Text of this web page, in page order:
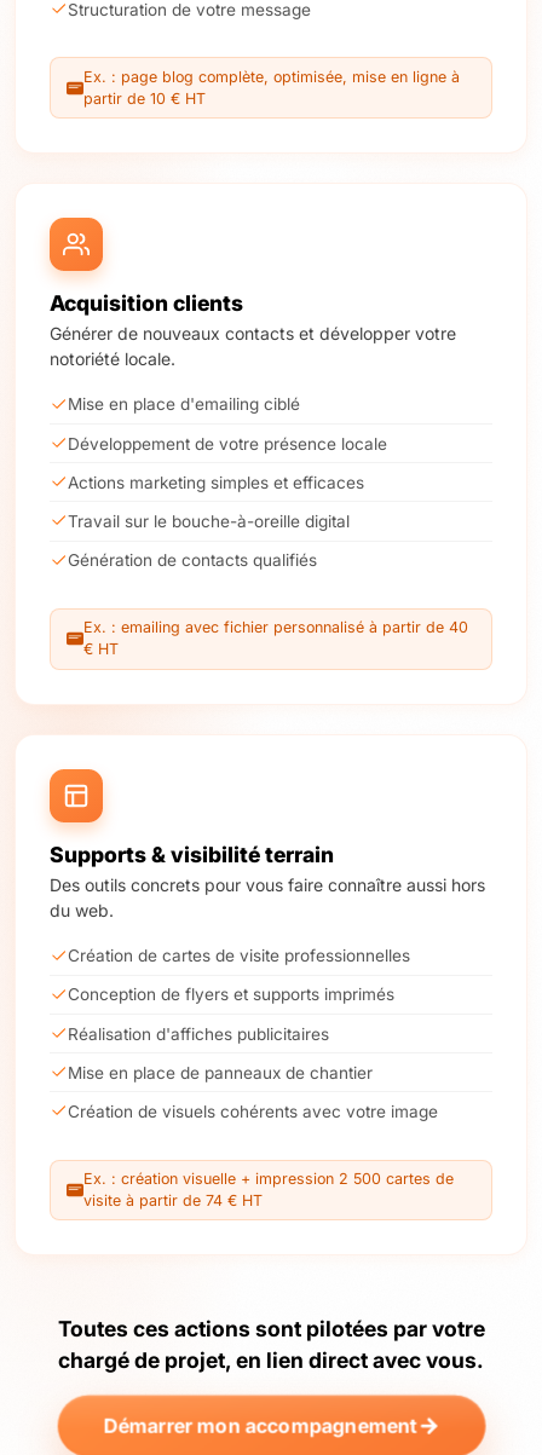
Structuration de votre message
Ex. : page blog complète, optimisée, mise en ligne à
partir de 10 € HT
Acquisition clients
Générer de nouveaux contacts et développer votre
notoriété locale.
Mise en place d'emailing ciblé
Développement de votre présence locale
Actions marketing simples et efficaces
Travail sur le bouche-à-oreille digital
Génération de contacts qualifiés
Ex. : emailing avec fichier personnalisé à partir de 40
€ HT
Supports & visibilité terrain
Des outils concrets pour vous faire connaître aussi hors
du web.
Création de cartes de visite professionnelles
Conception de flyers et supports imprimés
Réalisation d'affiches publicitaires
Mise en place de panneaux de chantier
Création de visuels cohérents avec votre image
Ex. : création visuelle + impression 2 500 cartes de
visite à partir de 74 € HT
Toutes ces actions sont pilotées par votre
chargé de projet, en lien direct avec vous.
Démarrer mon accompagnement